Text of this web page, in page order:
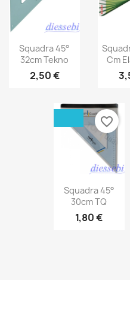
Squadra 45°
32cm Tekno
2,50 €
Cm
Squadra 45°
30cm TQ
1,80 €
favorite_border